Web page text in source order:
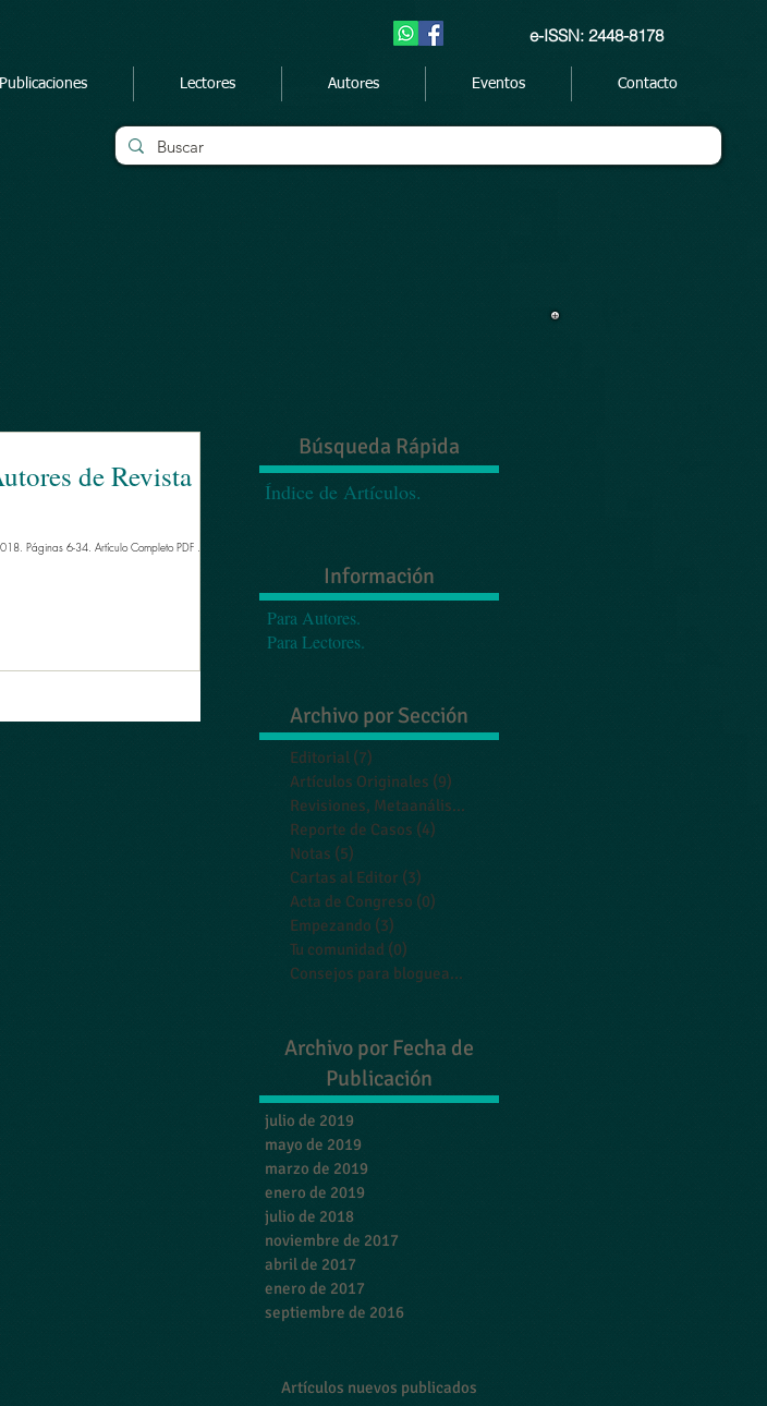
e-ISSN: 2448-8178
Publicaciones Lectores Autores Eventos Contacto
Búsqueda Rápida
Índice de Artículos.
Información
Para Autores.
Para Lectores.
Archivo por Sección
Editorial (7)
Artículos Originales (9)
Revisiones, Metaanálisis y Ensayos
Reporte de Casos (4)
Notas (5)
Cartas al Editor (3)
Acta de Congreso (0)
Empezando (3)
Tu comunidad (0)
Consejos para bloguear(0)
Archivo por Fecha de
Publicación
julio de 2019
mayo de 2019
marzo de 2019
enero de 2019
julio de 2018
noviembre de 2017
abril de 2017
enero de 2017
septiembre de 2016
Artículos nuevos publicados
de Revista
Páginas 6-34. Artículo Completo PDF ​...